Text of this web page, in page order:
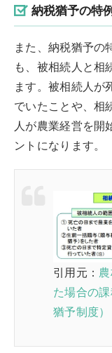
納税猶予の特
また、納税猶予の
も、被相続人と相
ます。被相続人が
でいたことや、相
人が農業経営を開
ントになります。
引用元：
た場合の
猶予制度）